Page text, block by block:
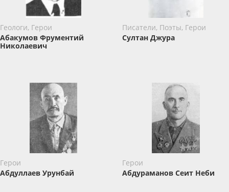
Геологи, Герои
Абакумов Фрументий
Николаевич
Писатели, Поэты, Герои
Султан Джура
Герои
Абдуллаев Урунбай
Герои
Абдураманов Сеит Неби